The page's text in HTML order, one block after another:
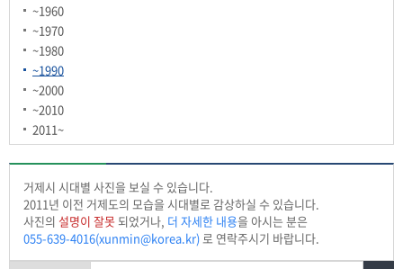
~1960
~1970
~1980
~1990
~2000
~2010
2011~
거제시 시대별 사진을 보실 수 있습니다.
2011년 이전 거제도의 모습을 시대별로 감상하실 수 있습니다.
사진의 설명이 잘못 되었거나, 더 자세한 내용을 아시는 분은
055-639-4016(xunmin@korea.kr)로 연락주시기 바랍니다.